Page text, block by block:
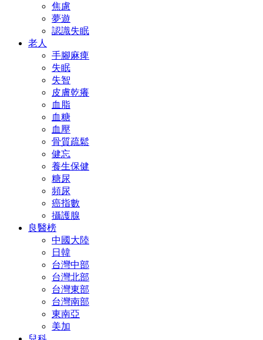
焦慮
夢遊
認識失眠
老人
手腳麻痺
失眠
失智
皮膚乾癢
血脂
血糖
血壓
骨質疏鬆
健忘
養生保健
糖尿
頻尿
癌指數
攝護腺
良醫榜
中國大陸
日韓
台灣中部
台灣北部
台灣東部
台灣南部
東南亞
美加